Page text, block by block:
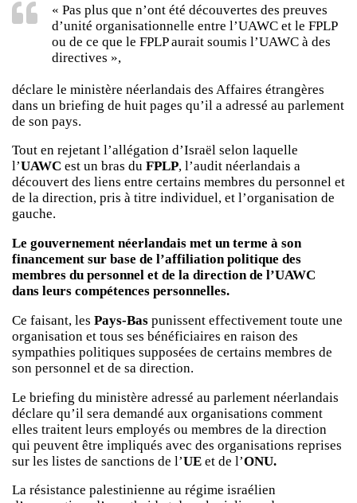
« Pas plus que n’ont été découvertes des preuves
d’unité organisationnelle entre l’UAWC et le FPLP
ou de ce que le FPLP aurait soumis l’UAWC à des
directives »,
déclare le ministère néerlandais des Affaires étrangères
dans un briefing de huit pages qu’il a adressé au parlement
de son pays.
Tout en rejetant l’allégation d’Israël selon laquelle
l’UAWC est un bras du FPLP, l’audit néerlandais a
découvert des liens entre certains membres du personnel et
de la direction, pris à titre individuel, et l’organisation de
gauche.
Le gouvernement néerlandais met un terme à son
financement sur base de l’affiliation politique des
membres du personnel et de la direction de l’UAWC
dans leurs compétences personnelles.
Ce faisant, les Pays-Bas punissent effectivement toute une
organisation et tous ses bénéficiaires en raison des
sympathies politiques supposées de certains membres de
son personnel et de sa direction.
Le briefing du ministère adressé au parlement néerlandais
déclare qu’il sera demandé aux organisations comment
elles traitent leurs employés ou membres de la direction
qui peuvent être impliqués avec des organisations reprises
sur les listes de sanctions de l’UE et de l’ONU.
La résistance palestinienne au régime israélien